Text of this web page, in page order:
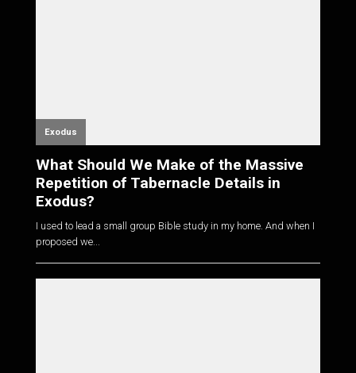
Exodus
What Should We Make of the Massive
Repetition of Tabernacle Details in
Exodus?
I used to lead a small group Bible study in my home. And when I
proposed we...